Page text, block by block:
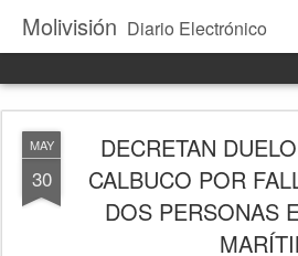
Molivisión Diario Electrónico
MAY
30
DECRETAN
CALBUCO POR
DOS PERSONAS